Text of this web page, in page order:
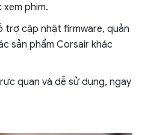
phim.
trợ cập nhật firmware, quản
sản phẩm Corsair khác
quan và dễ sử dụng, ngay